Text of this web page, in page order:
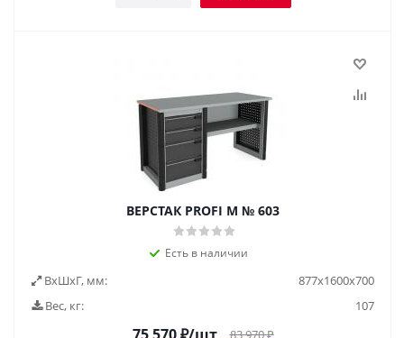
ВЕРСТАК PROFI M № 603
Есть в наличии
ВxШxГ, мм:
877x1600x700
Вес, кг:
107
83 970₽